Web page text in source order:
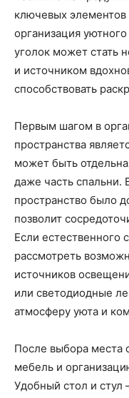
ключевых элементов
организация
уголок может стать
и источником
способствовать
Первым шагом в
пространства
может быть
даже часть
пространство было
позволит
Если естественного
рассмотреть
источников
или светодиодные
атмосферу уюта и
После выбора места
мебель и
Удобный стол и стул